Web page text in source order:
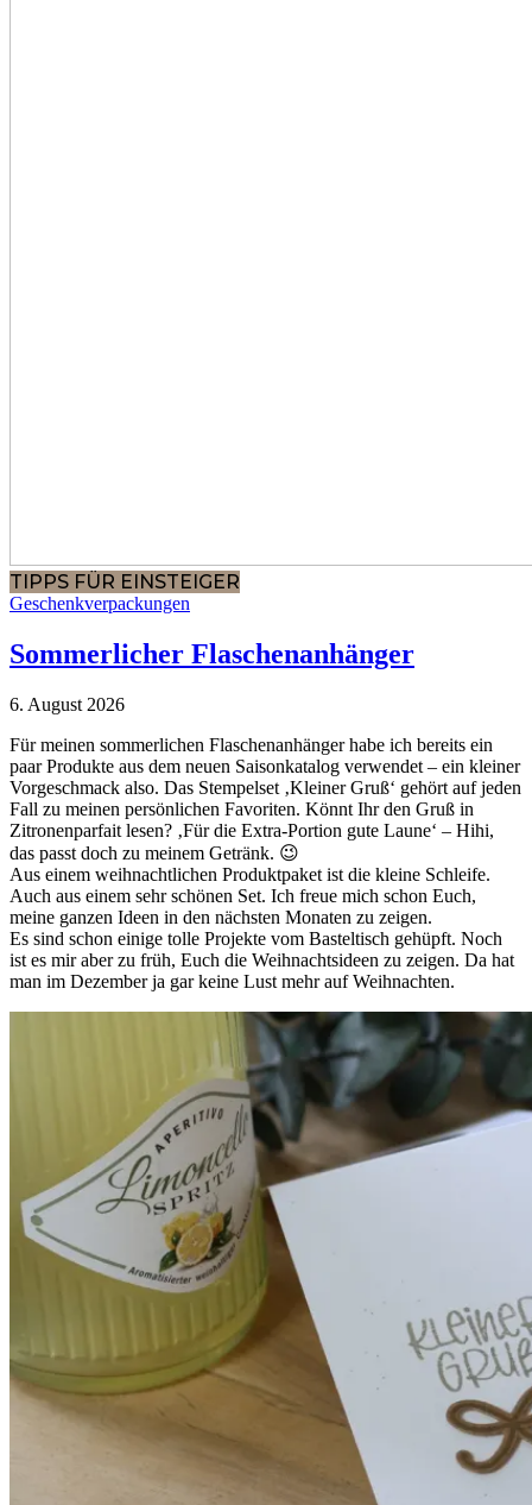
TIPPS FÜR EINSTEIGER
Geschenkverpackungen
Sommerlicher Flaschenanhänger
6. August 2026
Für meinen sommerlichen Flaschenanhänger habe ich bereits ein
paar Produkte aus dem neuen Saisonkatalog verwendet – ein kleiner
Vorgeschmack also. Das Stempelset ‚Kleiner Gruß‘ gehört auf jeden
Fall zu meinen persönlichen Favoriten. Könnt Ihr den Gruß in
Zitronenparfait lesen? ‚Für die Extra-Portion gute Laune‘ – Hihi,
das passt doch zu meinem Getränk. 😉
Aus einem weihnachtlichen Produktpaket ist die kleine Schleife.
Auch aus einem sehr schönen Set. Ich freue mich schon Euch,
meine ganzen Ideen in den nächsten Monaten zu zeigen.
Es sind schon einige tolle Projekte vom Basteltisch gehüpft. Noch
ist es mir aber zu früh, Euch die Weihnachtsideen zu zeigen. Da hat
man im Dezember ja gar keine Lust mehr auf Weihnachten.